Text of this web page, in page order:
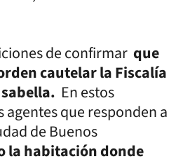
de confirmar que
cautelar la Fiscalía
En estos
que responden a
de Buenos
la habitación donde